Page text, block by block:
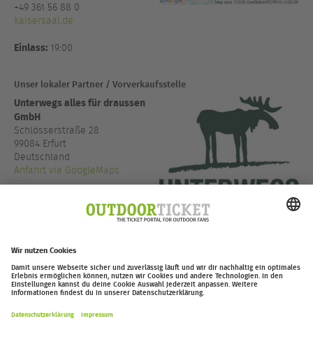
+49 361 56 88 0
kaisersaal.de
Einlass: 19:00
Unser lokaler Partner / Vorverkaufsstelle
Unterwegs alles für draussen
GmbH
Schlösserstraße 28
99084 Erfurt
Deutschland
Anfahrt via GoogleMaps
www.unterwegs-erfurt.de
outdoor-ticket.net– Ein Projekt von